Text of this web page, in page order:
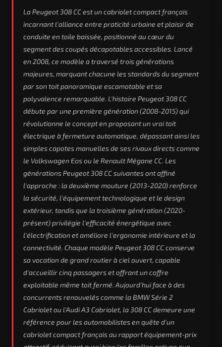
La Peugeot 308 CC est un cabriolet compact français
incarnant l'alliance entre praticité urbaine et plaisir de
conduite en toile baissée, positionné au cœur du
segment des coupés décapotables accessibles. Lancé
en 2008, ce modèle a traversé trois générations
majeures, marquant chacune les standards du segment
par son toit panoramique escamotable et sa
polyvalence remarquable. L'histoire Peugeot 308 CC
débute par une première génération (2008-2015) qui
révolutionne le concept en proposant un vrai toit
électrique à fermeture automatique, dépassant ainsi les
simples capotes manuelles de ses rivaux directs comme
le Volkswagen Eos ou le Renault Mégane CC. Les
générations Peugeot 308 CC suivantes ont affiné
l'approche : la deuxième mouture (2013-2020) renforce
la sécurité, l'équipement technologique et le design
extérieur, tandis que la troisième génération (2020-
présent) privilégie l'efficacité énergétique avec
l'électrification et améliore l'ergonomie intérieure et la
connectivité. Chaque modèle Peugeot 308 CC conserve
sa vocation de grand routier à ciel ouvert, capable
d'accueillir cinq passagers et offrant un coffre
exploitable même toit fermé. Aujourd'hui face à des
concurrents renouvelés comme la BMW Série 2
Cabriolet ou l'Audi A3 Cabriolet, la 308 CC demeure une
référence pour les automobilistes en quête d'un
cabriolet compact français au rapport équipement-prix